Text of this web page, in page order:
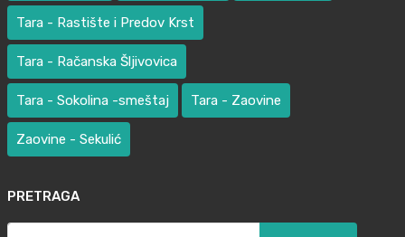
Tara - Rastište i Predov Krst
Tara - Račanska Šljivovica
Tara - Sokolina -smeštaj Tara - Zaovine
Zaovine - Sekulić
PRETRAGA